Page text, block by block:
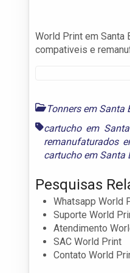
World Print em Santa
compativeis e
Tonners em Santa
cartucho em
remanufaturados
cartucho em Santa
Pesquisas
Whatsapp World
Suporte World
Atendimento
SAC World Print
Contato World